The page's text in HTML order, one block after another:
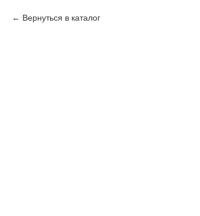
Вернуться в каталог